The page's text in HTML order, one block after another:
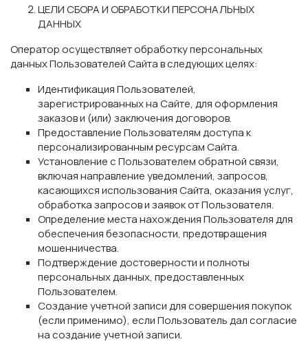
ЦЕЛИ СБОРА И ОБРАБОТКИ ПЕРСОНАЛЬНЫХ
ДАННЫХ
Оператор осуществляет обработку персональных
данных Пользователей Сайта в следующих целях:
Идентификация Пользователей,
зарегистрированных на Сайте, для оформления
заказов и (или) заключения договоров.
Предоставление Пользователям доступа к
персонализированным ресурсам Сайта.
Установление с Пользователем обратной связи,
включая направление уведомлений, запросов,
касающихся использования Сайта, оказания услуг,
обработка запросов и заявок от Пользователя.
Определение места нахождения Пользователя для
обеспечения безопасности, предотвращения
мошенничества.
Подтверждение достоверности и полноты
персональных данных, предоставленных
Пользователем.
Создание учетной записи для совершения покупок
(если применимо), если Пользователь дал согласие
на создание учетной записи.